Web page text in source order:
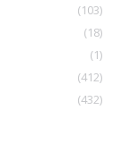
(103)
(18)
(1)
(412)
(432)